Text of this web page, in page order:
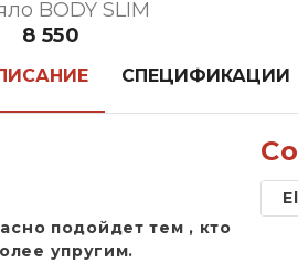
BODY SLIM
8 550
СПЕЦИФИКАЦИИ
подойдет тем , кто
упругим.